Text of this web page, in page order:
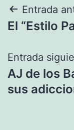
de
Entrada
El “Estilo
Entrada
AJ de los
sus